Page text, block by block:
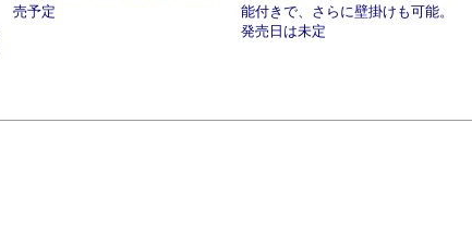
売予定
能付きで、さらに壁掛けも可能。
発売日は未定